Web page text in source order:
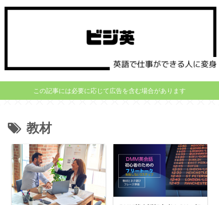
この記事には必要に応じて広告を含む場合があります
教材